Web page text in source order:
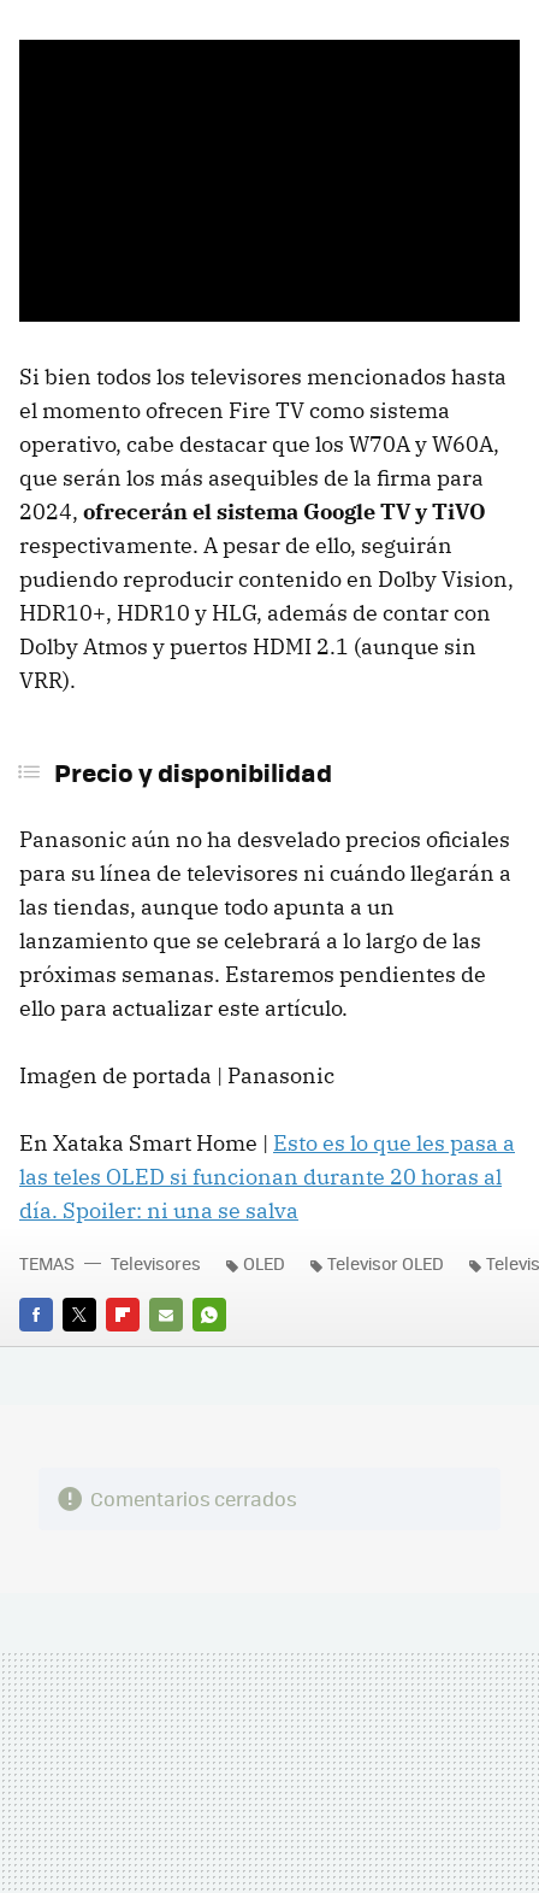
Si bien todos los televisores mencionados hasta
el momento ofrecen Fire TV como sistema
operativo, cabe destacar que los W70A y W60A,
que serán los más asequibles de la firma para
2024, ofrecerán el sistema Google TV y TiVO
respectivamente. A pesar de ello, seguirán
pudiendo reproducir contenido en Dolby Vision,
HDR10+, HDR10 y HLG, además de contar con
Dolby Atmos y puertos HDMI 2.1 (aunque sin
VRR).
Precio y disponibilidad
Panasonic aún no ha desvelado precios oficiales
para su línea de televisores ni cuándo llegarán a
las tiendas, aunque todo apunta a un
lanzamiento que se celebrará a lo largo de las
próximas semanas. Estaremos pendientes de
ello para actualizar este artículo.
Imagen de portada | Panasonic
En Xataka Smart Home | Esto es lo que les pasa a
las teles OLED si funcionan durante 20 horas al
día. Spoiler: ni una se salva
FACEBOOK
TWITTERFLIPBOARD
E-
WHATSAPP
TEMAS Televisores OLED Televisor OLED
Comentarios cerrados